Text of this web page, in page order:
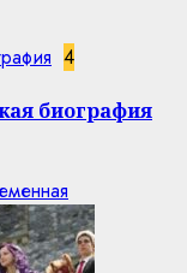
4
биография